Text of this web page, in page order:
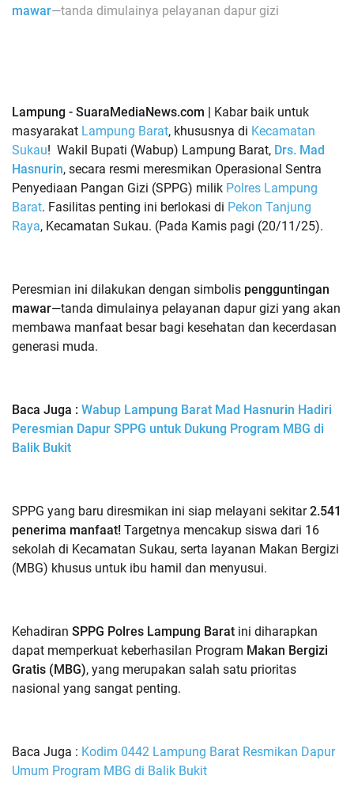
mawar—tanda dimulainya pelayanan dapur gizi
Lampung - SuaraMediaNews.com | Kabar baik untuk
masyarakat Lampung Barat, khususnya di Kecamatan
Sukau! Wakil Bupati (Wabup) Lampung Barat, Drs. Mad
Hasnurin, secara resmi meresmikan Operasional Sentra
Penyediaan Pangan Gizi (SPPG) milik Polres Lampung
Barat. Fasilitas penting ini berlokasi di Pekon Tanjung
Raya, Kecamatan Sukau. (Pada Kamis pagi (20/11/25).
Peresmian ini dilakukan dengan simbolis pengguntingan
mawar—tanda dimulainya pelayanan dapur gizi yang akan
membawa manfaat besar bagi kesehatan dan kecerdasan
generasi muda.
Baca Juga : Wabup Lampung Barat Mad Hasnurin Hadiri
Peresmian Dapur SPPG untuk Dukung Program MBG di
Balik Bukit
SPPG yang baru diresmikan ini siap melayani sekitar2.541
penerima manfaat! Targetnya mencakup siswa dari 16
sekolah di Kecamatan Sukau, serta layanan Makan Bergizi
(MBG) khusus untuk ibu hamil dan menyusui.
Kehadiran SPPG Polres Lampung Barat ini diharapkan
dapat memperkuat keberhasilan Program Makan Bergizi
Gratis (MBG), yang merupakan salah satu prioritas
nasional yang sangat penting.
Baca Juga : Kodim 0442 Lampung Barat Resmikan Dapur
Umum Program MBG di Balik Bukit